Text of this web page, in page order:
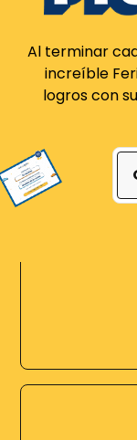
Al terminar
increíble
logros con